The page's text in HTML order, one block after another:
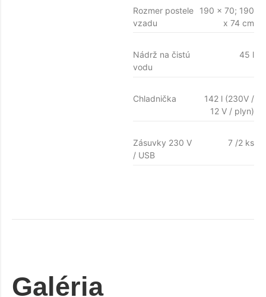
Rozmer postele
vzadu
190 x 70; 190
x 74 cm
Nádrž na čistú
vodu
45 l
Chladnička
142 l (230V /
12 V / plyn)
Zásuvky 230 V
/ USB
7 /2 ks
Galéria